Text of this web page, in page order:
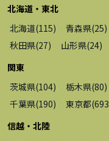
北海道・東北
北海道(115) 青森県(25)
秋田県(27) 山形県(24)
関東
茨城県(104) 栃木県(80)
千葉県(190) 東京都(693
信越・北陸